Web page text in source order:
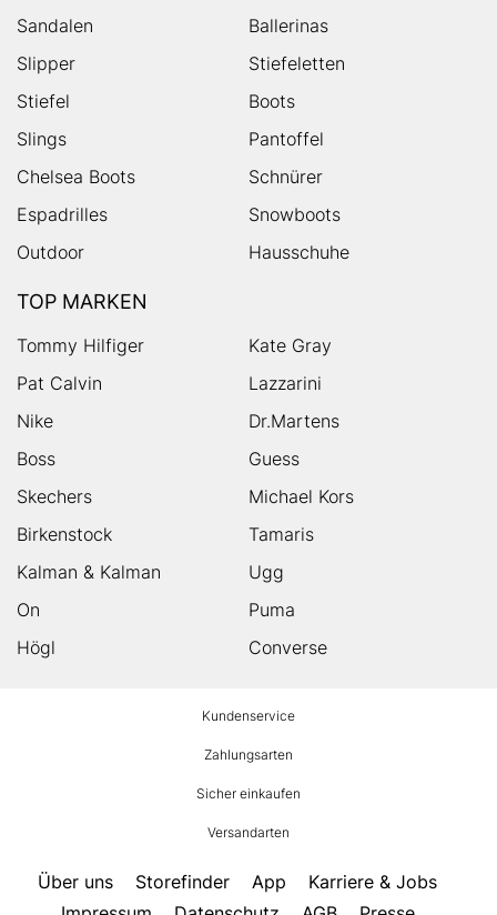
Sandalen
Ballerinas
Slipper
Stiefeletten
Stiefel
Boots
Slings
Pantoffel
Chelsea Boots
Schnürer
Espadrilles
Snowboots
Outdoor
Hausschuhe
TOP MARKEN
Tommy Hilfiger
Kate Gray
Pat Calvin
Lazzarini
Nike
Dr.Martens
Boss
Guess
Skechers
Michael Kors
Birkenstock
Tamaris
Kalman & Kalman
Ugg
On
Puma
Högl
Converse
Kundenservice
Zahlungsarten
Sicher einkaufen
Versandarten
Über uns Storefinder App
Karriere & Jobs